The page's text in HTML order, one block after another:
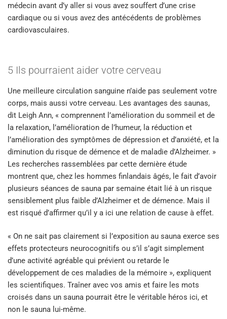
médecin avant d’y aller si vous avez souffert d’une crise
cardiaque ou si vous avez des antécédents de problèmes
cardiovasculaires.
5 Ils pourraient aider votre cerveau
Une meilleure circulation sanguine n’aide pas seulement votre
corps, mais aussi votre cerveau. Les avantages des saunas,
dit Leigh Ann, « comprennent l’amélioration du sommeil et de
la relaxation, l’amélioration de l’humeur, la réduction et
l’amélioration des symptômes de dépression et d’anxiété, et la
diminution du risque de démence et de maladie d’Alzheimer. »
Les recherches rassemblées par cette dernière étude
montrent que, chez les hommes finlandais âgés, le fait d’avoir
plusieurs séances de sauna par semaine était lié à un risque
sensiblement plus faible d’Alzheimer et de démence. Mais il
est risqué d’affirmer qu’il y a ici une relation de cause à effet.
« On ne sait pas clairement si l’exposition au sauna exerce ses
effets protecteurs neurocognitifs ou s’il s’agit simplement
d’une activité agréable qui prévient ou retarde le
développement de ces maladies de la mémoire », expliquent
les scientifiques. Traîner avec vos amis et faire les mots
croisés dans un sauna pourrait être le véritable héros ici, et
non le sauna lui-même.